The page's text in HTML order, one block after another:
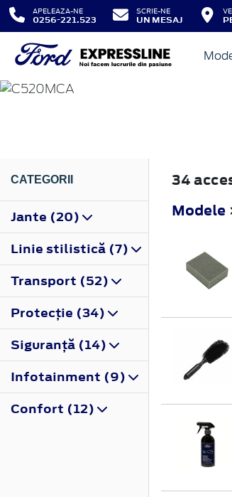
APELEAZA-NE
0256-221.523
SCRIE-NE
UN MESAJ
KUGA
CATEGORII
Jante (20)
Linie stilistică (7)
Transport (52)
Protecţie (34)
Siguranţă (14)
Infotainment (9)
Confort (12)
34
Modele